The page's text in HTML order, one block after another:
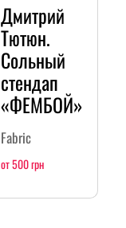
Дмитрий
Тютюн.
Сольный
стендап
«ФЕМБОЙ»
Fabric
от 500 грн